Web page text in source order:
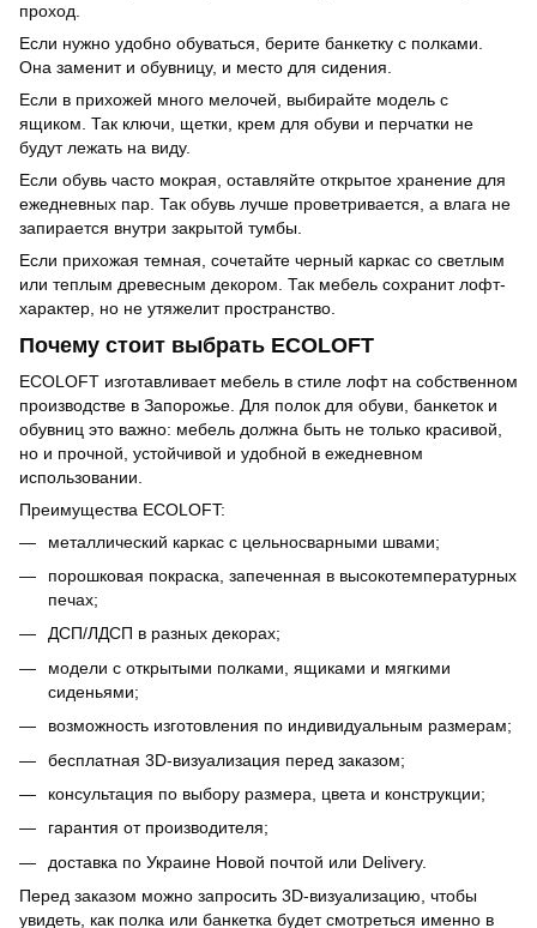
проход.
Если нужно удобно обуваться, берите банкетку с полками.
Она заменит и обувницу, и место для сидения.
Если в прихожей много мелочей, выбирайте модель с
ящиком. Так ключи, щетки, крем для обуви и перчатки не
будут лежать на виду.
Если обувь часто мокрая, оставляйте открытое хранение для
ежедневных пар. Так обувь лучше проветривается, а влага не
запирается внутри закрытой тумбы.
Если прихожая темная, сочетайте черный каркас со светлым
или теплым древесным декором. Так мебель сохранит лофт-
характер, но не утяжелит пространство.
Почему стоит выбрать ECOLOFT
ECOLOFT изготавливает мебель в стиле лофт на собственном
производстве в Запорожье. Для полок для обуви, банкеток и
обувниц это важно: мебель должна быть не только красивой,
но и прочной, устойчивой и удобной в ежедневном
использовании.
Преимущества ECOLOFT:
металлический каркас с цельносварными швами;
порошковая покраска, запеченная в высокотемпературных
печах;
ДСП/ЛДСП в разных декорах;
модели с открытыми полками, ящиками и мягкими
сиденьями;
возможность изготовления по индивидуальным размерам;
бесплатная 3D-визуализация перед заказом;
консультация по выбору размера, цвета и конструкции;
гарантия от производителя;
доставка по Украине Новой почтой или Delivery.
Перед заказом можно запросить 3D-визуализацию, чтобы
увидеть, как полка или банкетка будет смотреться именно в